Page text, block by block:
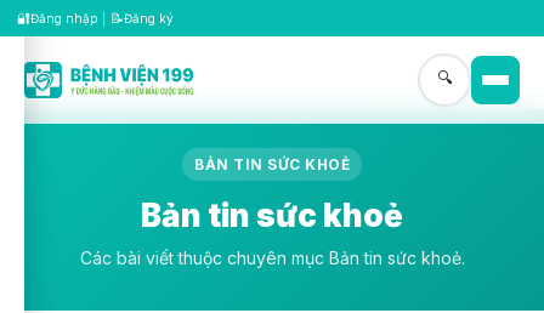
🔐Đăng nhập 📝Đăng ký
🔍
BẢN TIN SỨC KHOẺ
Bản tin sức khoẻ
Các bài viết thuộc chuyên mục Bản tin sức khoẻ.